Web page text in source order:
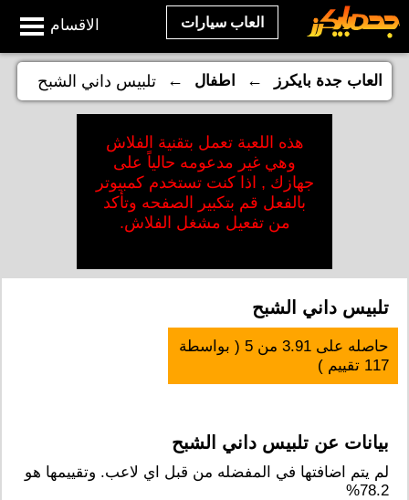
الاقسام العاب سيارات
العاب جدة بايكرز ← اطفال ← تلبيس داني الشبح
هذه اللعبة تعمل بتقنية الفلاش
وهي غير مدعومه حالياً على
جهازك , اذا كنت تستخدم كمبيوتر
بالفعل قم بتكبير الصفحه وتأكد
من تفعيل مشغل الفلاش.
تلبيس داني الشبح
حاصله على3.91 من5 ( بواسطة
117 تقييم )
بيانات عن تلبيس داني الشبح
لم يتم اضافتها في المفضله من قبل اي لاعب. وتقييمها هو
78.2%